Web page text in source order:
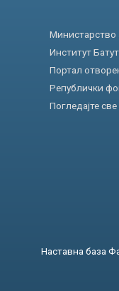
Институт Батут
Портал
Републички
Погледајте
Наставна база